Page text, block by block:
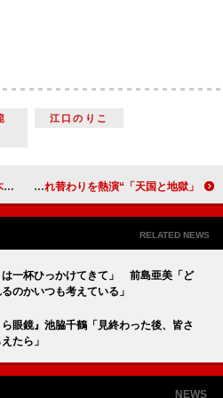
江口のりこ
「天国と地獄」“八巻”溝端淳平に「最高のファインプレー」 綾瀬はるかと高橋一生が魂の入れ替わりを熱演
RELATED NEWS
は一杯ひっかけてきて」 前島亜美「ど
のかいつも考えている」
ら眼鏡』池脇千鶴「見終わった後、皆さ
たら」
NEWS